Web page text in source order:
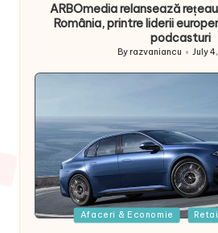
ARBOmedia relansează
România, printre liderii
podcasturi
Posted
By razvaniancu July
Posted
Afaceri & Economie